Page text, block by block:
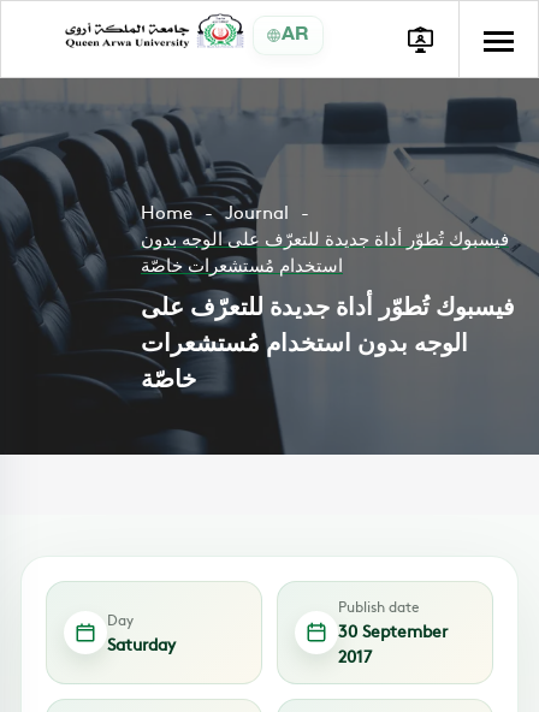
AR
Home
Journal
فيسبوك تُطوّر أداة جديدة للتعرّف على الوجه بدون
استخدام مُستشعرات خاصّة
فيسبوك تُطوّر أداة جديدة للتعرّف على
الوجه بدون استخدام مُستشعرات
خاصّة
Day
Saturday
Publish date
30 September
2017